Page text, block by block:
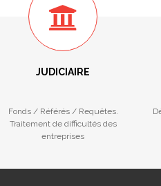
JUDICIAIRE
Fonds / Référés / Requêtes.
Traitement de difficultés des
entreprises